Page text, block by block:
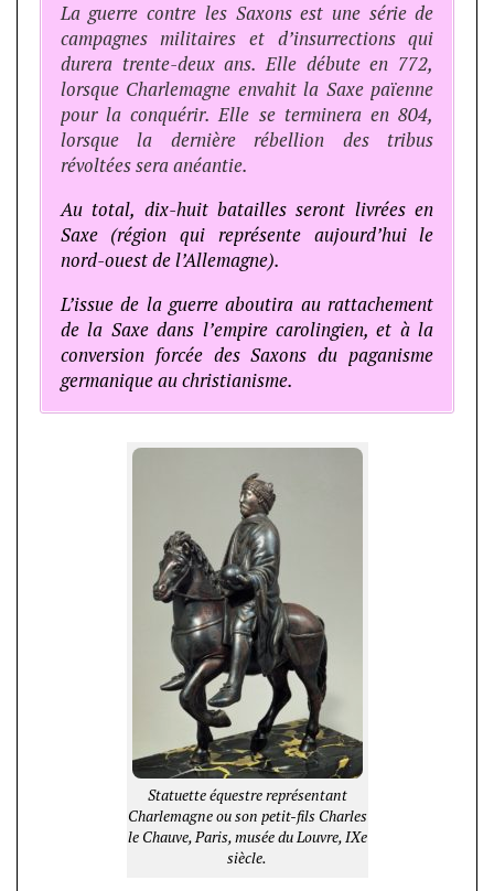
La guerre contre les Saxons est une série de
campagnes militaires et d’insurrections qui
durera trente-deux ans. Elle débute en 772,
lorsque Charlemagne envahit la Saxe païenne
pour la conquérir. Elle se terminera en 804,
lorsque la dernière rébellion des tribus
révoltées sera anéantie.
Au total, dix-huit batailles seront livrées en
Saxe (région qui représente aujourd’hui le
nord-ouest de l’Allemagne).
L’issue de la guerre aboutira au rattachement
de la Saxe dans l’empire carolingien, et à la
conversion forcée des Saxons du paganisme
germanique au christianisme.
Statuette équestre représentant
Charlemagne ou son petit-fils Charles
le Chauve, Paris, musée du Louvre, IXe
siècle.